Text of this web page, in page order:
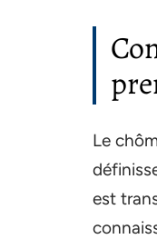
Le
est